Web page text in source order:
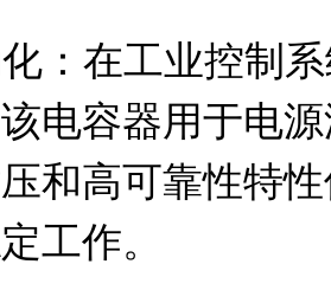
：在工业控制
电容器用于电
和高可靠性特
工作。